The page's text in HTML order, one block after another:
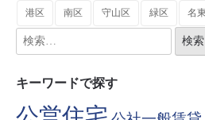
港区 南区 守山区 緑区 名
キーワードで探す